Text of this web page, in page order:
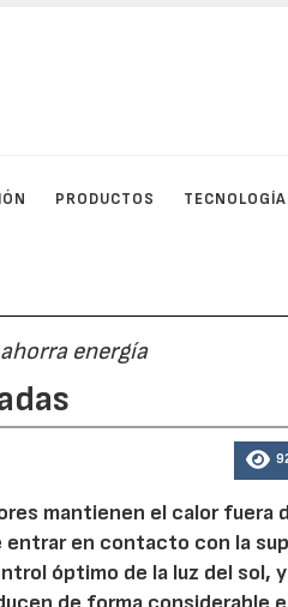
PRODUCTOS TECNOLOGÍA
energía
mantienen el calor fuera
entrar en contacto con la
óptimo de la luz del sol,